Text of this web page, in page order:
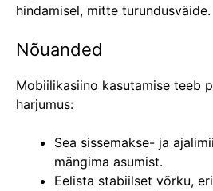
hindamisel, mitte turundusväide.
Nõuanded
Mobiilikasiino kasutamise teeb
harjumus:
Sea sissemakse- ja
mängima asumist.
Eelista stabiilset võrku,